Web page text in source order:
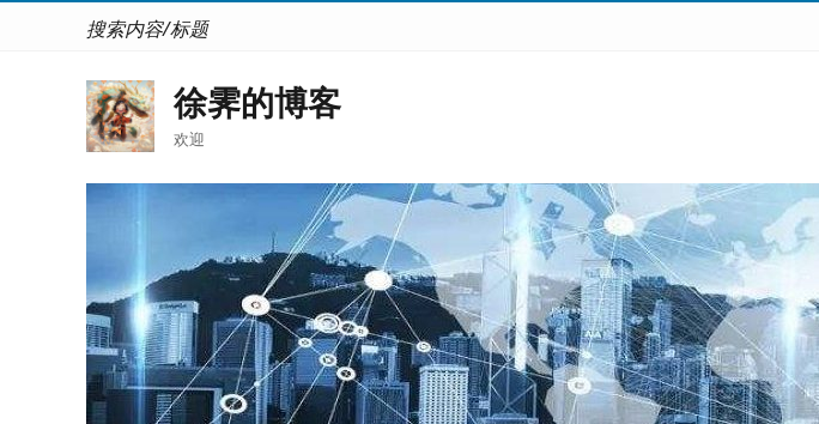
搜索内容/标题
徐霁的博客
欢迎